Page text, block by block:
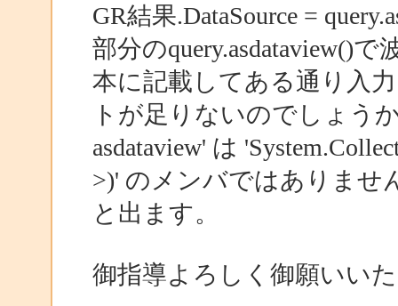
GR結果.DataSource =
部分のquery.asdataview()
本に記載してある通り入
トが足りないのでしょう
asdataview' は
>)' のメンバではありませ
と出ます。
御指導よろしく御願いい